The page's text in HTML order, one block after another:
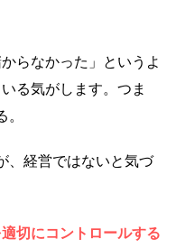
らなかった」というよ
る気がします。つま
、経営ではないと気づ
切にコントロールする